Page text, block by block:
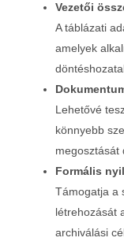
Vezetői
A táblázati
amelyek
Lehetővé
könnyebb
megosztását
Formális
Támogatja a
létrehozását
archiválási